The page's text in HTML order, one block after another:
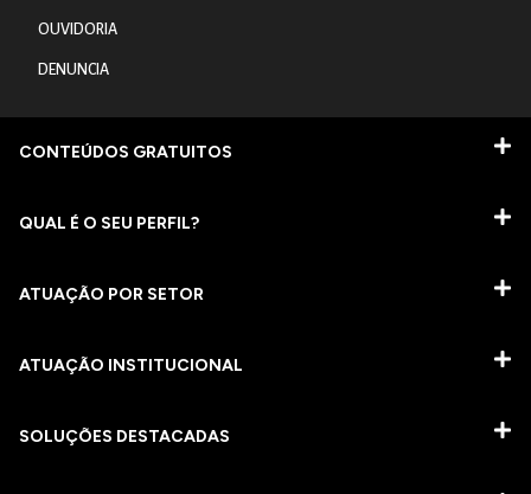
OUVIDORIA
DENUNCIA
CONTEÚDOS GRATUITOS
QUAL É O SEU PERFIL?
ATUAÇÃO POR SETOR
ATUAÇÃO INSTITUCIONAL
SOLUÇÕES DESTACADAS